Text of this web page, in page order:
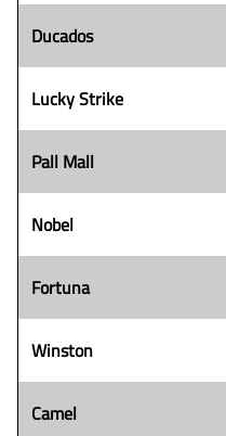
Ducados
Lucky Strike
Pall Mall
Nobel
Fortuna
Winston
Camel